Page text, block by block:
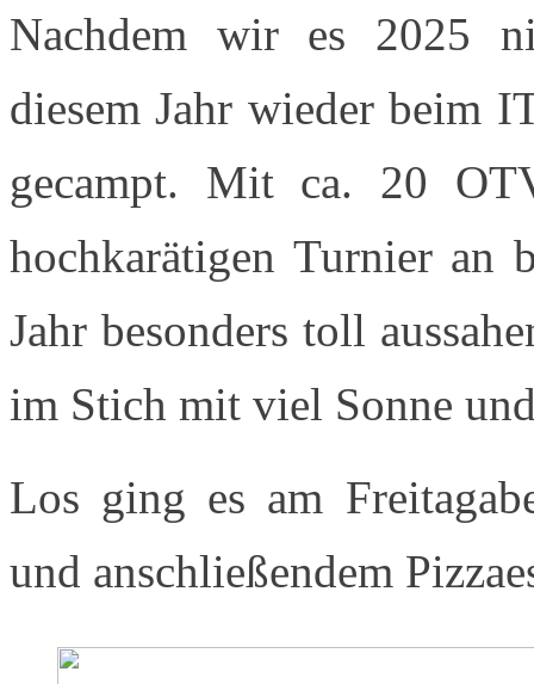
Nachdem wir es 2025
diesem Jahr wieder beim
gecampt. Mit ca. 20
hochkarätigen Turnier an
Jahr besonders toll
im Stich mit viel Sonne
Los ging es am
und anschließendem